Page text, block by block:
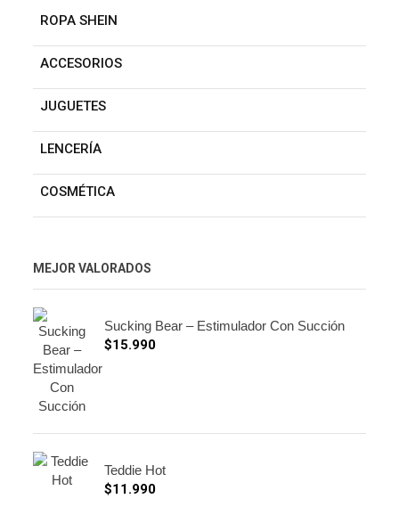
ROPA SHEIN
ACCESORIOS
JUGUETES
LENCERÍA
COSMÉTICA
MEJOR VALORADOS
Sucking Bear – Estimulador Con Succión
$15.990
Teddie Hot
$11.990